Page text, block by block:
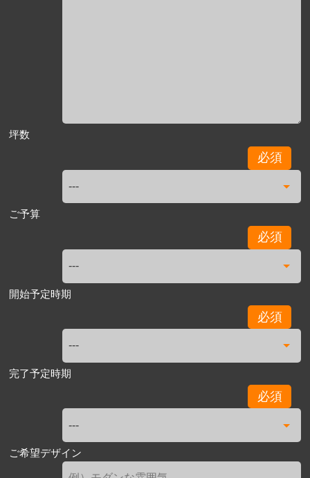
坪数
必須
ご予算
必須
開始予定時期
必須
完了予定時期
必須
ご希望デザイン